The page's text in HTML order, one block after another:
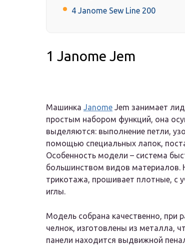
4 Janome Sew Line 200
1 Janome Jem
Машинка Janome Jem занимает
простым набором функций, она
выделяются: выполнение петли,
помощью специальных лапок,
Особенность модели – система
большинством видов материалов.
трикотажа, прошивает плотные, с
иглы.
Модель собрана качественно, при
челнок, изготовлены из металла,
панели находится выдвижной